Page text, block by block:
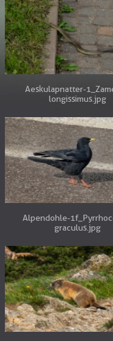
Aeskulapnatter-
longissimus.jpg
Alpendohle-
graculus.jpg